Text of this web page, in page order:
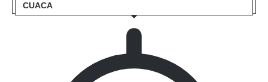
CUACA